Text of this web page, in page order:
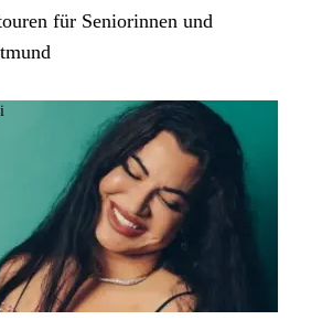
für Seniorinnen und